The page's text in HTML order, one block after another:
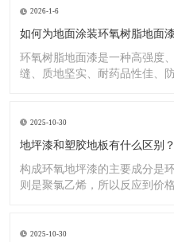
2026-1-6
如何为地面涂装环氧树脂地面
环氧树脂地面漆是一种高强度
缝、质地坚实、耐药品性佳、
2025-10-30
地坪漆和塑胶地板有什么区别？
构成环氧地坪漆的主要成分是
则是聚氯乙烯，所以反应到价
2025-10-30